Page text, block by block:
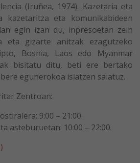
(Iruñea, 1974). Kazetaria eta
kazetaritza eta komunikabideen
egin izan du, inpresoetan zein
eta gizarte anitzak ezagutzeko
Bosnia, Laos edo Myanmar
bisitatu ditu, beti ere bertako
egunerokoa islatzen saiatuz.
Zentroan:
9:00 – 21:00.
asteburuetan: 10:00 – 22:00.